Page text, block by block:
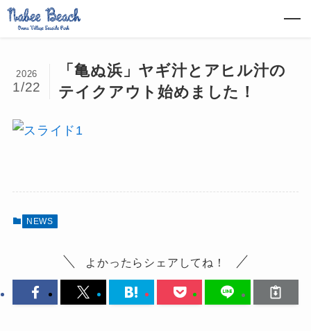
「亀ぬ浜」ヤギ汁とアヒル汁の
テイクアウト始めました！
2026
1/22
NEWS
よかったらシェアしてね！